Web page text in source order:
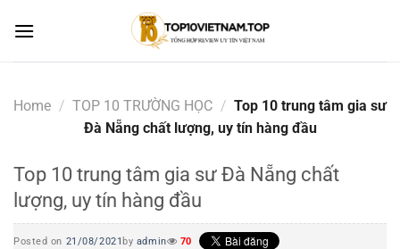
Home / TOP 10 TRƯỜNG HỌC / Top 10 trung tâm gia sư
Đà Nẵng chất lượng, uy tín hàng đầu
Top 10 trung tâm gia sư Đà Nẵng chất
lượng, uy tín hàng đầu
Posted on 21/08/2021 by admin 70